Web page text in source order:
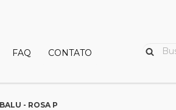
FAQ CONTATO
- ROSA P